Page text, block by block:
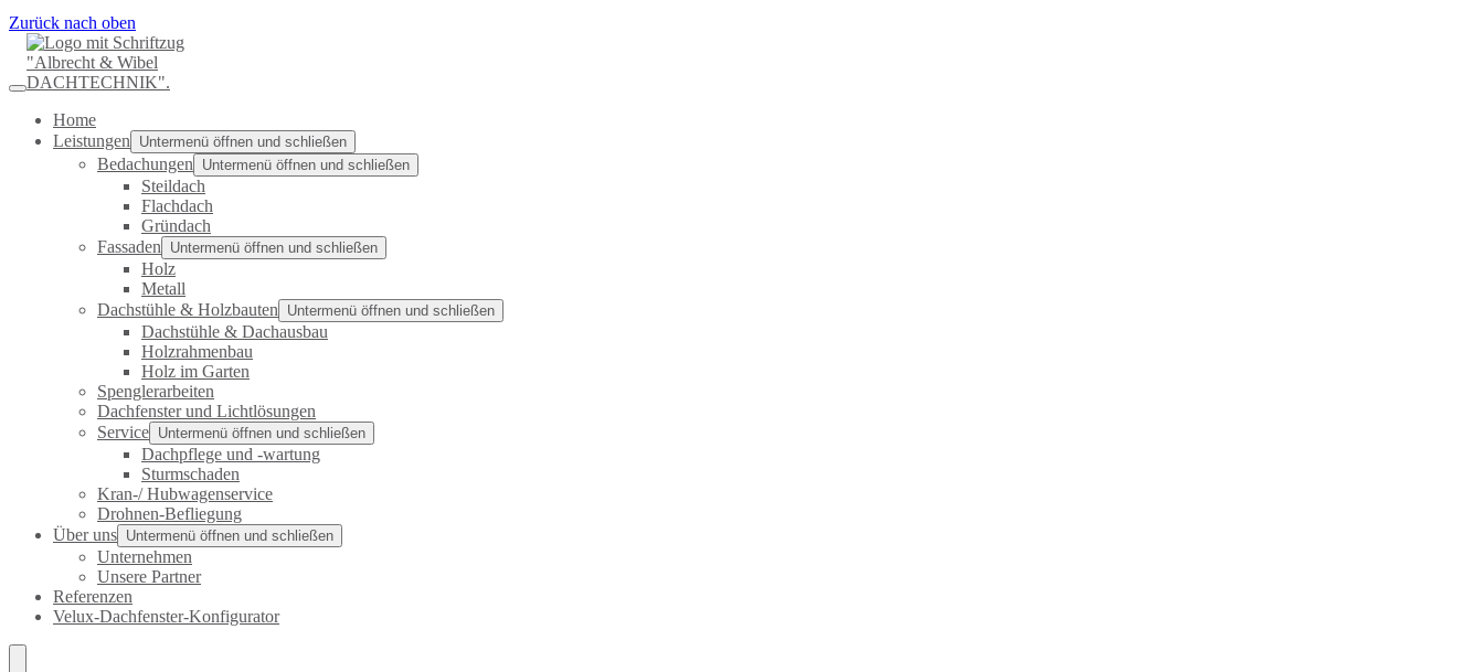
Zurück nach oben
Home
Leistungen
Untermenü öffnen und schließen
Bedachungen Untermenü öffnen und schließen
Steildach
Flachdach
Gründach
Fassaden
Untermenü öffnen und schließen
Holz
Metall
Dachstühle & Holzbauten
Untermenü öffnen und schließen
Dachstühle & Dachausbau
Holzrahmenbau
Holz im Garten
Spenglerarbeiten
Dachfenster und Lichtlösungen
Service Untermenü öffnen und schließen
Dachpflege und -wartung
Sturmschaden
Kran-/ Hubwagenservice
Drohnen-Befliegung
Über uns Untermenü öffnen und schließen
Unternehmen
Unsere Partner
Referenzen
Velux-Dachfenster-Konfigurator